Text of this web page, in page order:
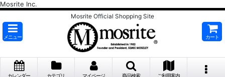
Mosrite Inc.
Mosrite Official Shopping Site
メニュー カート
カレンダー カテゴリ マイページ 商品検索 ご利用案内